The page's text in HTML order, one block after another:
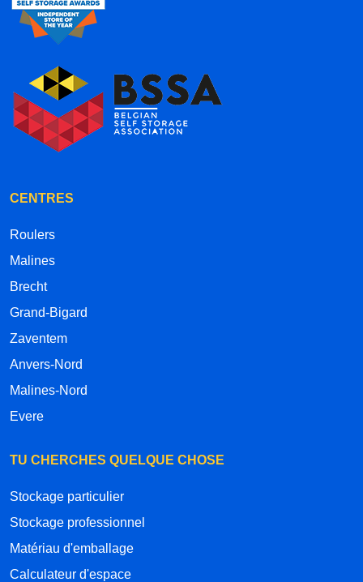
CENTRES
Roulers
Malines
Brecht
Grand-Bigard
Zaventem
Anvers-Nord
Malines-Nord
Evere
TU CHERCHES QUELQUE CHOSE
Stockage particulier
Stockage professionnel
Matériau d'emballage
Calculateur d'espace